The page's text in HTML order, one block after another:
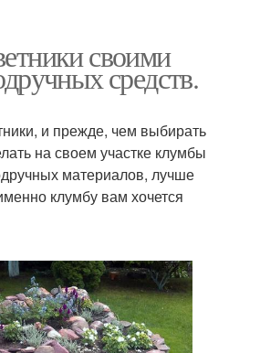
своими
средств.
и прежде, чем выбирать
на своем участке клумбы
материалов, лучше
клумбу вам хочется